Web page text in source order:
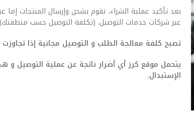
بعد تأكيد عملية الشراء، نقوم بشحن وإرسال المنتجات
عبر شركات خدمات التوصيل. (تكلفة التوصيل حسب
تصبح كلفة معالجة الطلب و التوصيل مجانية إذا تجاوزت قيمة
يتحمل موقع كرز أي أضرار ناتجة عن عملية التوصيل
الإستبدال.